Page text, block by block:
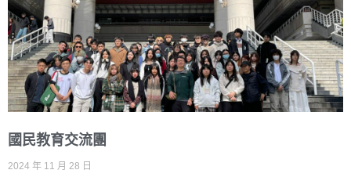
國民教育交流團
2024 年 11 月 28 日